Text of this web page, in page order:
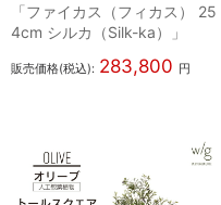
「ファイカス（フィカス） 25
4cm シルカ（Silk-ka）」
販売価格(税込): 283,800 円